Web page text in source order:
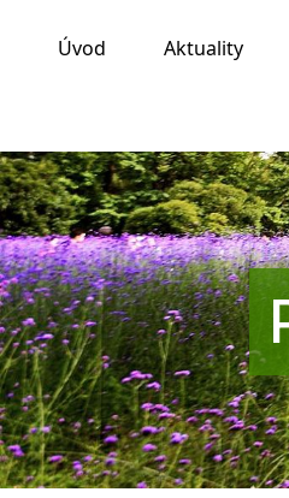
Používame
funkčnosti webovej
zobrazovanie reklám
Súhlasím Odmietam
Úvod Aktuality